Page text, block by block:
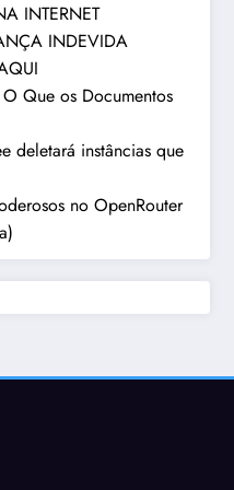
INTERNET
INDEVIDA
Que os Documentos
deletará instâncias que
no OpenRouter